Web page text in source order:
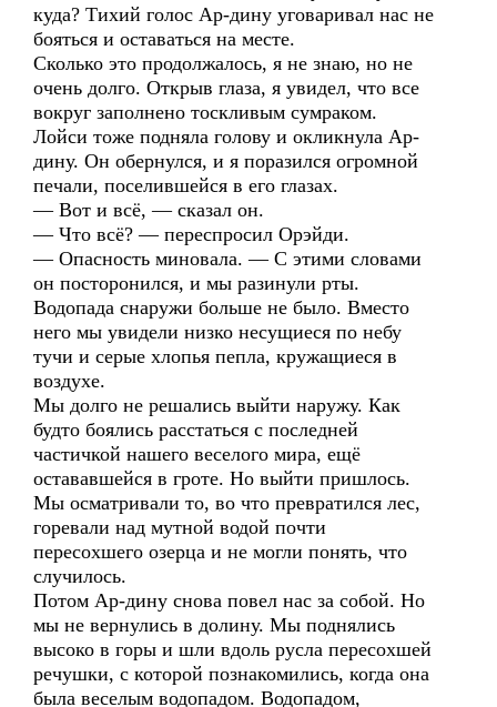
куда? Тихий голос Ар-дину уговаривал нас не
бояться и оставаться на месте.
Сколько это продолжалось, я не знаю, но не
очень долго. Открыв глаза, я увидел, что все
вокруг заполнено тоскливым сумраком.
Лойси тоже подняла голову и окликнула Ар-
дину. Он обернулся, и я поразился огромной
печали, поселившейся в его глазах.
— Вот и всё, — сказал он.
— Что всё? — переспросил Орэйди.
— Опасность миновала. — С этими словами
он посторонился, и мы разинули рты.
Водопада снаружи больше не было. Вместо
него мы увидели низко несущиеся по небу
тучи и серые хлопья пепла, кружащиеся в
воздухе.
Мы долго не решались выйти наружу. Как
будто боялись расстаться с последней
частичкой нашего веселого мира, ещё
остававшейся в гроте. Но выйти пришлось.
Мы осматривали то, во что превратился лес,
горевали над мутной водой почти
пересохшего озерца и не могли понять, что
случилось.
Потом Ар-дину снова повел нас за собой. Но
мы не вернулись в долину. Мы поднялись
высоко в горы и шли вдоль русла пересохшей
речушки, с которой познакомились, когда она
была веселым водопадом. Водопадом,